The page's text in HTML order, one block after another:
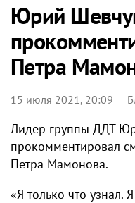
Юрий
Петра
15 июля 2021, 20:09
Лидер группы ДДТ
прокомментировал
Петра Мамонова.
«Я только что узнал.